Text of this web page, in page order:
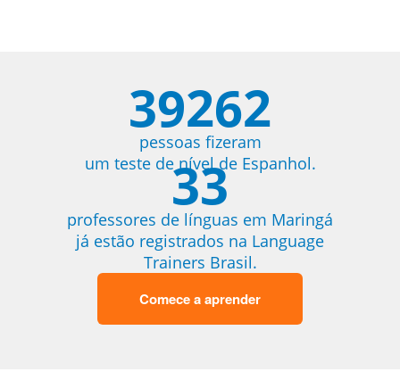
39262
pessoas fizeram
um teste de nível de Espanhol.
33
professores de línguas em Maringá
já estão registrados na Language
Trainers Brasil.
Comece a aprender